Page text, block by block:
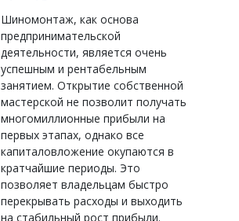
Шиномонтаж, как основа
предпринимательской
деятельности, является очень
успешным и рентабельным
занятием. Открытие собственной
мастерской не позволит получать
многомиллионные прибыли на
первых этапах, однако все
капиталовложение окупаются в
кратчайшие периоды. Это
позволяет владельцам быстро
перекрывать расходы и выходить
на стабильный рост прибыли.